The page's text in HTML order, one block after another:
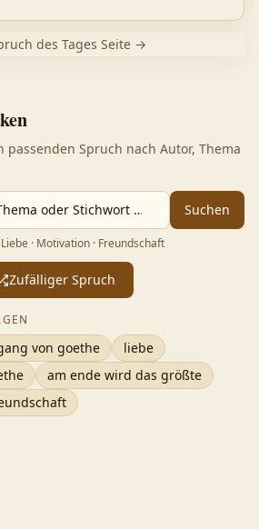
des Tages Seite →
passenden Spruch nach Autor, Thema
Suchen
· Motivation · Freundschaft
Zufälliger Spruch
von goethe
liebe
am ende wird das größte